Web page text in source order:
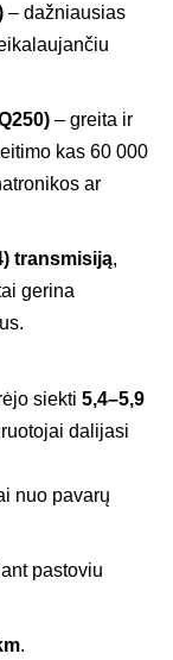
– dažniausias
– greita ir
kas 60 000
ar
transmisiją,
gerina
siekti 5,4–5,9
dalijasi
nuo pavarų
pastoviu
.